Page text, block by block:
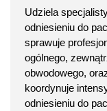
Udziela
odniesieniu do
sprawuje
ogólnego,
obwodowego,
koordynuje
odniesieniu do